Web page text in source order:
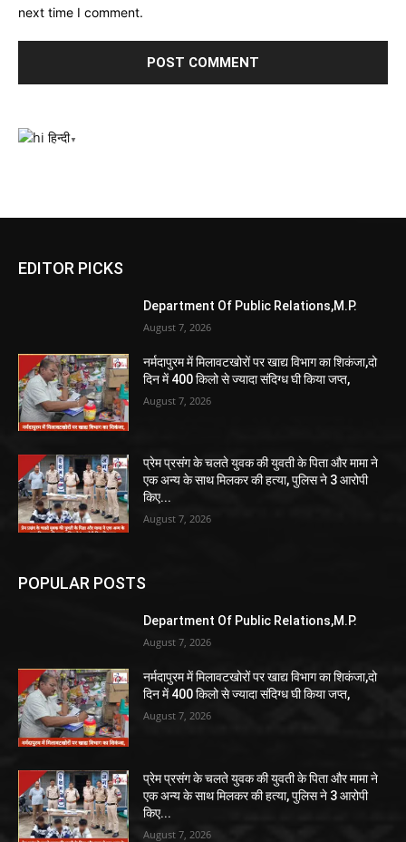
next time I comment.
हिन्दी▼
EDITOR PICKS
Department Of Public Relations,M.P.
August 7, 2026
नर्मदापुरम में मिलावटखोरों पर खाद्य विभाग का शिकंजा,दो
दिन में 400 किलो से ज्यादा संदिग्ध घी किया जप्त,
August 7, 2026
प्रेम प्रसंग के चलते युवक की युवती के पिता और मामा ने
एक अन्य के साथ मिलकर की हत्या, पुलिस ने 3 आरोपी
किए...
August 7, 2026
POPULAR POSTS
Department Of Public Relations,M.P.
August 7, 2026
नर्मदापुरम में मिलावटखोरों पर खाद्य विभाग का शिकंजा,दो
दिन में 400 किलो से ज्यादा संदिग्ध घी किया जप्त,
August 7, 2026
प्रेम प्रसंग के चलते युवक की युवती के पिता और मामा ने
एक अन्य के साथ मिलकर की हत्या, पुलिस ने 3 आरोपी
किए...
August 7, 2026